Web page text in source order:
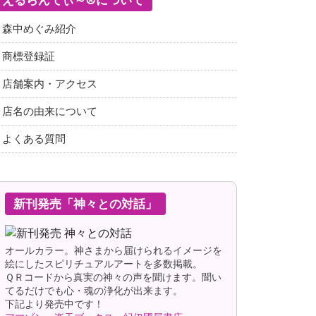
森中めぐみ紹介
商標登録証
店舗案内・アクセス
店名の由来について
よくある質問
新刊発売「神々との対話」
オールカラー。神さまから届けられるイメージを
絵にしたスピリチュアルアートを多数掲載。
ＱＲコードから真実の神々の声を聞けます。聞い
てるだけでも心・魂の浄化が出来ます。
下記より発売中です！